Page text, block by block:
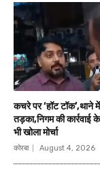
कचरे पर ‘हॉट टॉक’,थाने
तड़का,निगम की कार्रवाई के
भी खोला मोर्चा
कोरबा August 4, 2026